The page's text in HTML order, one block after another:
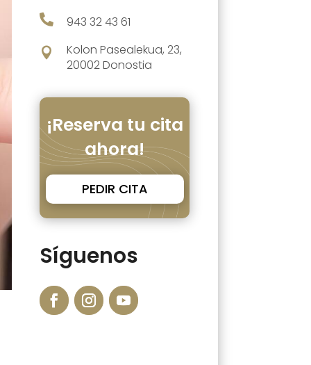
 943 32 43 61

Kolon Pasealekua, 23,
20002 Donostia
¡Reserva tu cita
ahora!
PEDIR CITA
Síguenos